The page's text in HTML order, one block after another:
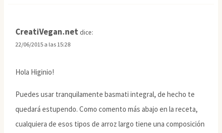
CreatiVegan.net dice:
22/06/2015 a las 15:28
Hola Higinio!
Puedes usar tranquilamente basmati integral, de hecho te
quedará estupendo. Como comento más abajo en la receta,
cualquiera de esos tipos de arroz largo tiene una composición